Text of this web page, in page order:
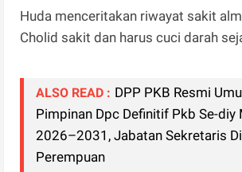
Huda menceritakan riwayat sakit
Cholid sakit dan harus cuci darah
ALSO READ : DPP PKB Resmi
Pimpinan Dpc Definitif Pkb Se-diy
2026–2031, Jabatan Sekretaris
Perempuan